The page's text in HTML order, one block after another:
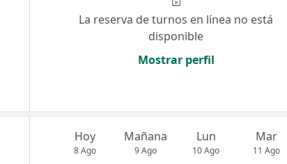
La reserva de turnos en línea no está
disponible
Mostrar perfil
Hoy
8 Ago
Mañana
9 Ago
Lun
10 Ago
Mar
11 Ago